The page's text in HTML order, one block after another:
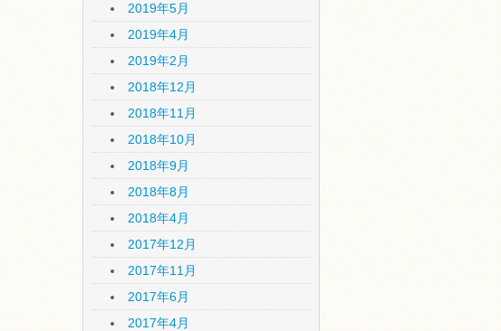
2019年5月
2019年4月
2019年2月
2018年12月
2018年11月
2018年10月
2018年9月
2018年8月
2018年4月
2017年12月
2017年11月
2017年6月
2017年4月